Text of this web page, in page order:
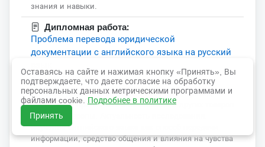
знания и навыки.
Дипломная работа:
Проблема перевода юридической
документации с английского языка на русский
77 страниц(ы)
Тема данного дипломного проекта - Перевод
документов при вывозе автомобилей и других товаров
из США и Европы. Актуальность исследования.
Изучение английского языка как способ передачи
информации, средство общения и влияния на чувства
Оставаясь на сайте и нажимая кнопку «Принять», Вы
подтверждаете, что даете согласие на обработку
персональных данных метрическими программами и
файлами cookie. Подробнее в политике
Принять